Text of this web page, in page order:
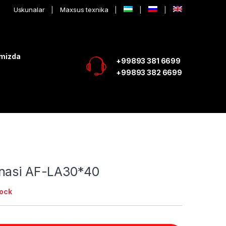
Uskunalar Maxsus texnika
+99893 381 6699
+99893 382 6699
AF-LA30*40